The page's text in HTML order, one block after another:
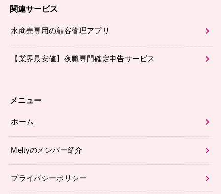
関連サービス
水商売専用の顧客管理アプリ
【業界最安値】夜職専門確定申告サービス
メニュー
ホーム
Meltyのメンバー紹介
プライバシーポリシー